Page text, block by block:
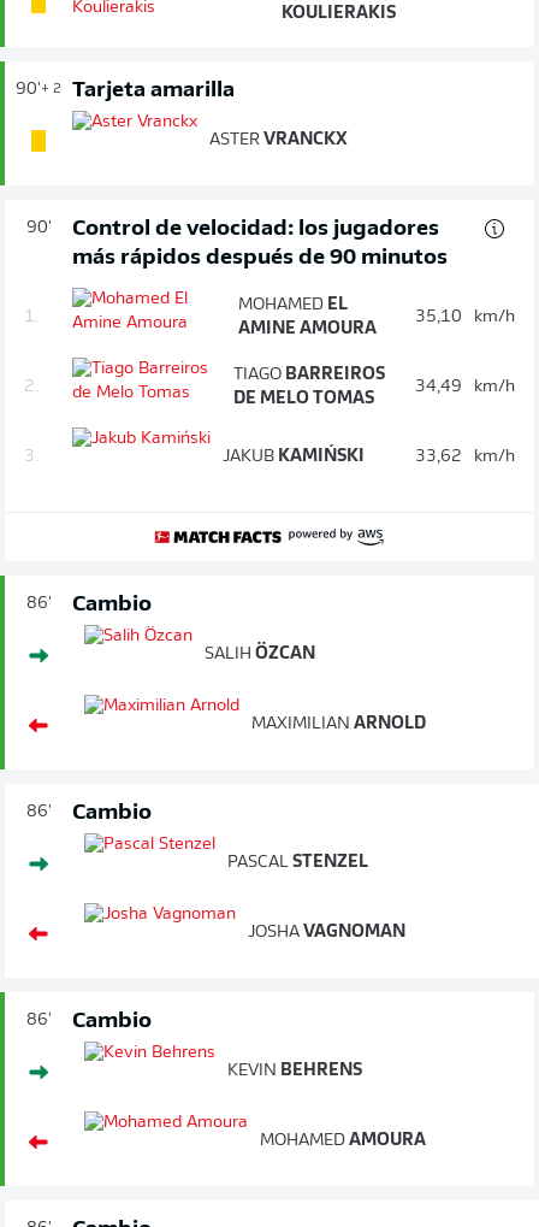
KOULIERAKIS
90'+ 2 Tarjeta amarilla
ASTER VRANCKX
90'
Control de velocidad: los jugadores
más rápidos después de 90 minutos
1.
MOHAMED EL
AMINE AMOURA
35,10 km/h
2.
TIAGOBARREIROS
DE MELO TOMAS
34,49 km/h
3. JAKUB KAMIŃSKI 33,62 km/h
86' Cambio
SALIH ÖZCAN
MAXIMILIAN ARNOLD
86' Cambio
PASCAL STENZEL
JOSHA VAGNOMAN
86' Cambio
KEVIN BEHRENS
MOHAMED AMOURA